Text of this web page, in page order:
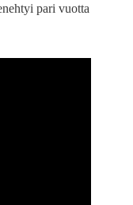
pari vuotta